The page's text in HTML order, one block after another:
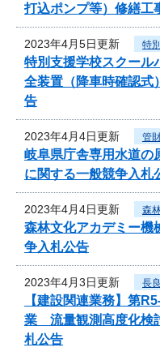
打込ポンプ等）修繕工
2023年4月5日更新 特
特別支援学校スクール
全装置（降車時確認式
告
2023年4月4日更新 管
岐阜県庁舎専用水道の
に関する一般競争入札
2023年4月4日更新 森
森林文化アカデミー機
争入札公告
2023年4月3日更新 長
【建設関連業務】第
業 流量観測高度化検
札公告